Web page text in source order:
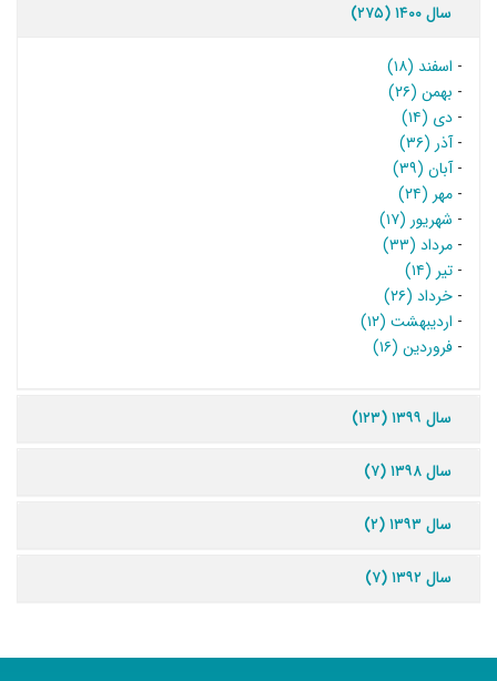
سال ۱۴۰۰ (۲۷۵)
- اسفند (۱۸)
- بهمن (۲۶)
- دی (۱۴)
-آذر (۳۶)
-آبان (۳۹)
- مهر (۲۴)
- شهریور (۱۷)
- مرداد (۳۳)
- تیر (۱۴)
- خرداد (۲۶)
- اردیبهشت (۱۲)
- فروردین (۱۶)
سال ۱۳۹۹ (۱۲۳)
سال ۱۳۹۸ (۷)
سال ۱۳۹۳ (۲)
سال ۱۳۹۲ (۷)